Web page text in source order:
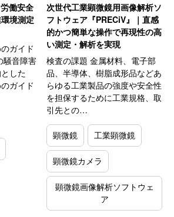
働安全
境測定
ガイド
騒音障害
した
ガイド
次世代工業顕微鏡用画像解析ソ
フトウェア『PRECiV』｜直感
的かつ簡単な操作で再現性の高
い測定・解析を実現
検査の課題 金属材料、電子部
品、半導体、樹脂成形品などあ
らゆる工業製品の強度や安全性
を担保するために工業規格、取
引先との…
顕微鏡 工業顕微鏡
顕微鏡カメラ
顕微鏡画像解析ソフトウェ
ア